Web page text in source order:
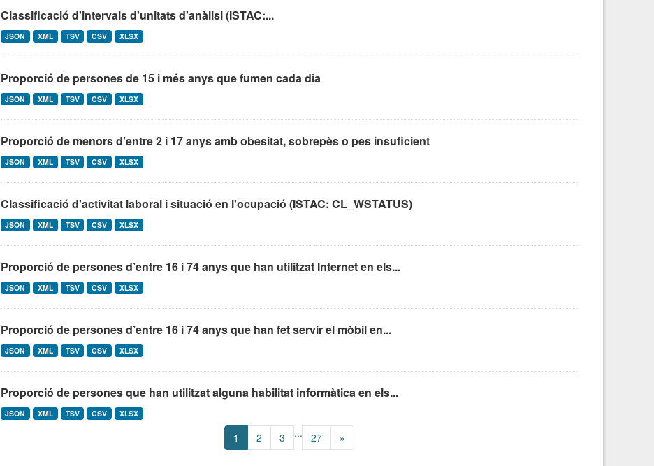
Classificació d'intervals d'unitats d'anàlisi (ISTAC:...
JSON XML TSV CSV XLSX
Proporció de persones de 15 i més anys que fumen cada dia
JSON XML TSV CSV XLSX
Proporció de menors d’entre 2 i 17 anys amb obesitat, sobrepès o pes insuficient
JSON XML TSV CSV XLSX
Classificació d'activitat laboral i situació en l'ocupació (ISTAC: CL_WSTATUS)
JSON XML TSV CSV XLSX
Proporció de persones d’entre 16 i 74 anys que han utilitzat Internet en els...
JSON XML TSV CSV XLSX
Proporció de persones d’entre 16 i 74 anys que han fet servir el mòbil en...
JSON XML TSV CSV XLSX
Proporció de persones que han utilitzat alguna habilitat informàtica en els...
JSON XML TSV CSV XLSX
1 2 3 ... 27 »